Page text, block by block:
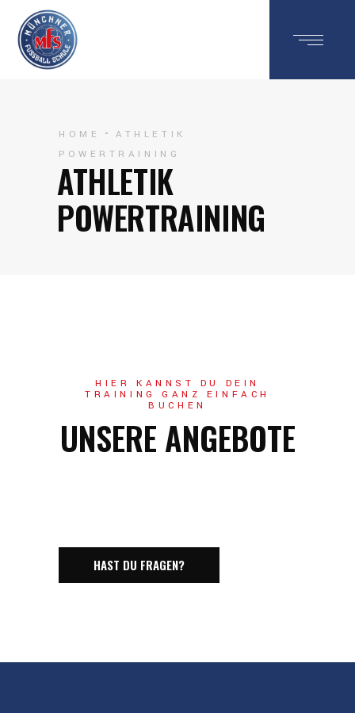
HOME
ATHLETIK
POWERTRAINING
ATHLETIK
POWERTRAINING
HIER KANNST DU DEIN
TRAINING GANZ EINFACH
BUCHEN
UNSERE ANGEBOTE
HAST DU FRAGEN?